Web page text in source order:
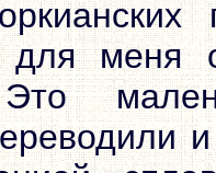
для меня